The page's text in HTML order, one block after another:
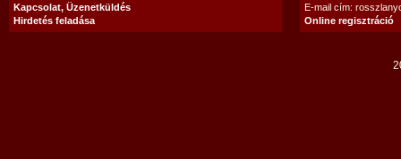
Kapcsolat, Üzenetküldés
Hirdetés feladása
E-mail cím:
Online regisztráció